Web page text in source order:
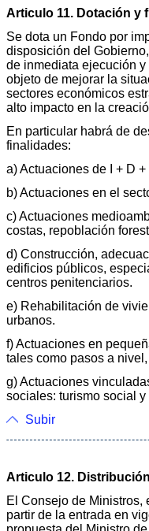
Articulo 11. Dotación y
Se dota un Fondo por
disposición del
de inmediata ejecución
objeto de mejorar la
sectores económicos
alto impacto en la
En particular habrá de
finalidades:
a) Actuaciones de I + D +
b) Actuaciones en el
c) Actuaciones
costas, repoblación
d) Construcción,
edificios públicos,
centros penitenciarios.
e) Rehabilitación de
urbanos.
f) Actuaciones en
tales como pasos a
g) Actuaciones
sociales: turismo social
Subir
Articulo 12.
El Consejo de Ministros,
partir de la entrada en